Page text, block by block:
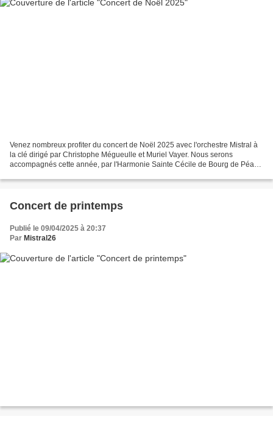
Venez nombreux profiter du concert de Noël 2025 avec l'orchestre Mistral à
la clé dirigé par Christophe Mégueulle et Muriel Vayer. Nous serons
accompagnés cette année, par l'Harmonie Sainte Cécile de Bourg de Péage
Concert de printemps
Publié le 09/04/2025 à 20:37
Par Mistral26